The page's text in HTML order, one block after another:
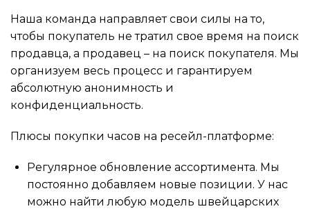
Наша команда направляет свои силы на то,
чтобы покупатель не тратил свое время на поиск
продавца, а продавец – на поиск покупателя. Мы
организуем весь процесс и гарантируем
абсолютную анонимность и
конфиденциальность.
Плюсы покупки часов на ресейл-платформе:
Регулярное обновление ассортимента. Мы
постоянно добавляем новые позиции. У нас
можно найти любую модель швейцарских